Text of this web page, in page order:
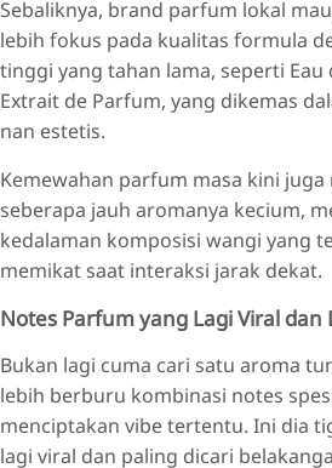
Sebaliknya, brand parfum lokal
lebih fokus pada kualitas formula
tinggi yang tahan lama, seperti Eau
Extrait de Parfum, yang dikemas
nan estetis.
Kemewahan parfum masa kini
seberapa jauh aromanya kecium,
kedalaman komposisi wangi yang
memikat saat interaksi jarak dekat.
Notes Parfum yang Lagi Viral dan
Bukan lagi cuma cari satu aroma
lebih berburu kombinasi notes
menciptakan vibe tertentu. Ini dia
lagi viral dan paling dicari